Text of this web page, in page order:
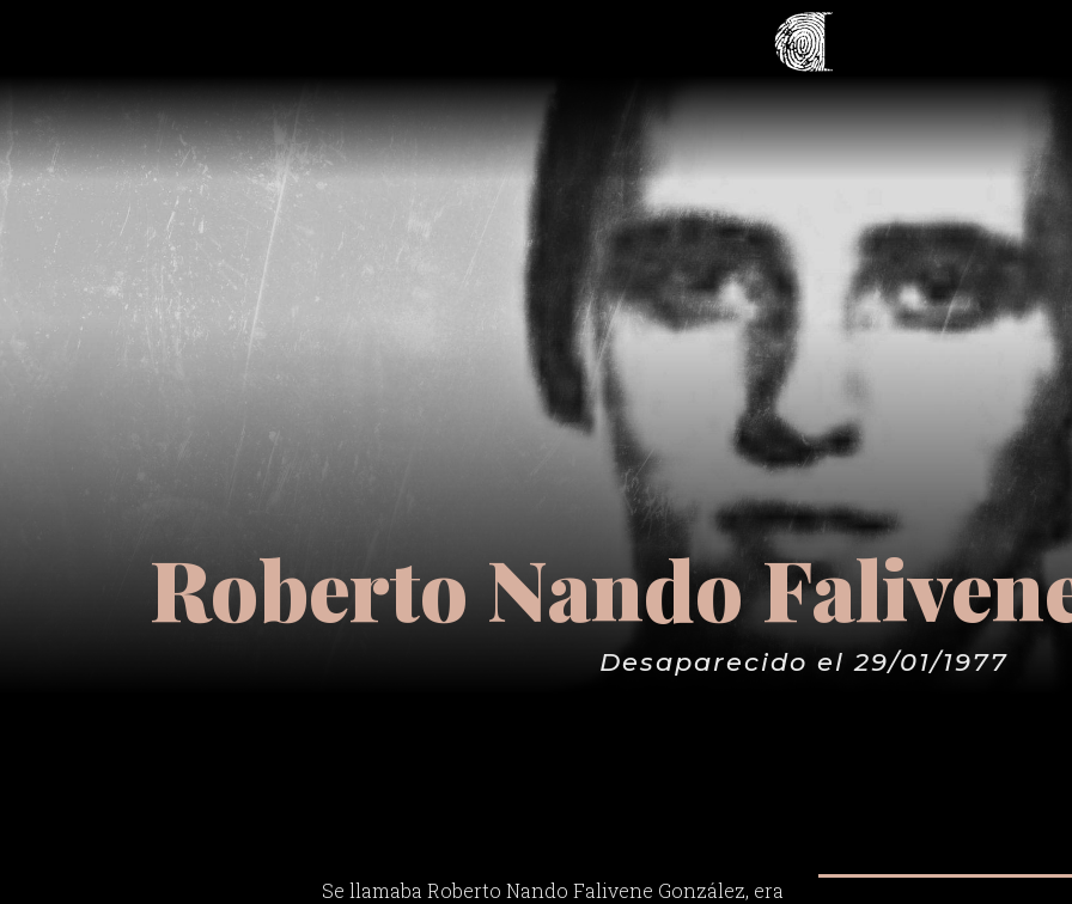
Roberto Nando
Desaparecido el 29/01/1977
Se llamaba Roberto Nando Falivene González, era